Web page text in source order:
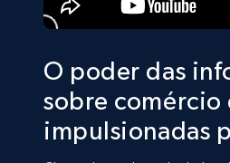
O poder das
sobre
impulsionadas